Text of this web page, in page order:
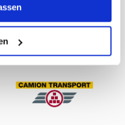
WEBSTAR veillent
chez vous en temps